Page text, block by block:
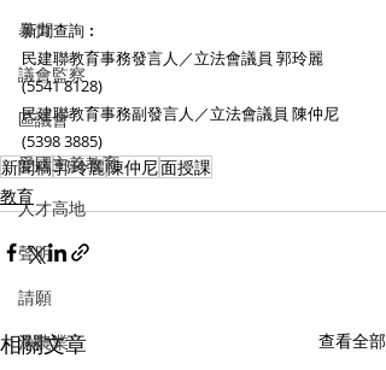
暴力
議會監察
區議會
愛國主義教育
人才高地
聲明
請願
漁農業
新聞查詢︰
民建聯教育事務發言人／立法會議員 郭玲麗
(5541 8128)
民建聯教育事務副發言人／立法會議員 陳仲尼
(5398 3885)
新聞稿郭玲麗陳仲尼面授課
教育
相關文章 查看全部